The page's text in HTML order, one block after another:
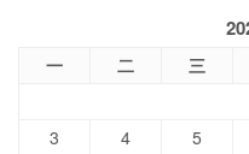
一 二 三
3
4 5